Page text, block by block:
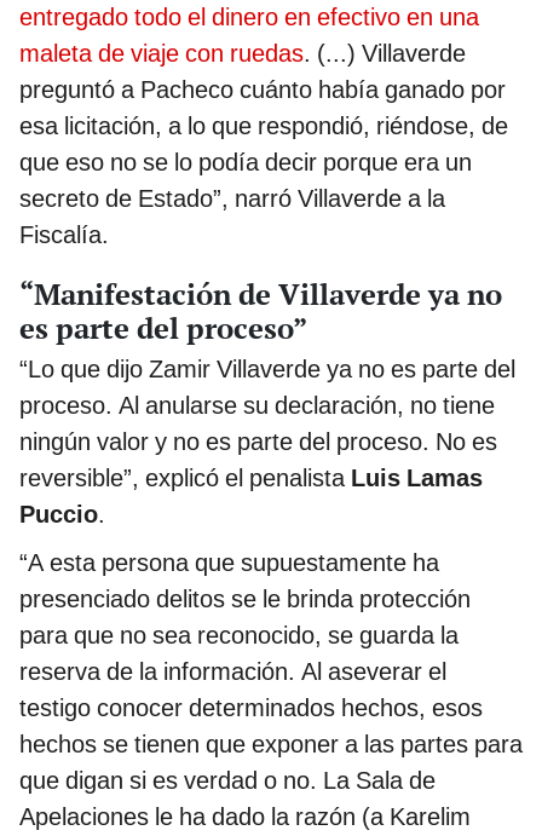
entregado todo el dinero en efectivo en una
maleta de viaje con ruedas. (...) Villaverde
preguntó a Pacheco cuánto había ganado por
esa licitación, a lo que respondió, riéndose, de
que eso no se lo podía decir porque era un
secreto de Estado”, narró Villaverde a la
Fiscalía.
“Manifestación de Villaverde ya no
es parte del proceso”
“Lo que dijo Zamir Villaverde ya no es parte del
proceso. Al anularse su declaración, no tiene
ningún valor y no es parte del proceso. No es
reversible”, explicó el penalista Luis Lamas
Puccio.
“A esta persona que supuestamente ha
presenciado delitos se le brinda protección
para que no sea reconocido, se guarda la
reserva de la información. Al aseverar el
testigo conocer determinados hechos, esos
hechos se tienen que exponer a las partes para
que digan si es verdad o no. La Sala de
Apelaciones le ha dado la razón (a Karelim